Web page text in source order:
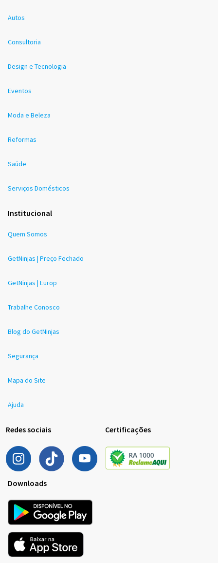
Autos
Consultoria
Design e Tecnologia
Eventos
Moda e Beleza
Reformas
Saúde
Serviços Domésticos
Institucional
Quem Somos
GetNinjas | Preço Fechado
GetNinjas | Europ
Trabalhe Conosco
Blog do GetNinjas
Segurança
Mapa do Site
Ajuda
Redes sociais Certificações
Downloads